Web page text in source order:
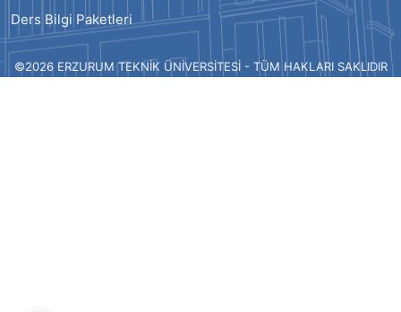
Ders Bilgi Paketleri
©2026 ERZURUM TEKNİK ÜNİVERSİTESİ - TÜM HAKLARI SAKLIDIR